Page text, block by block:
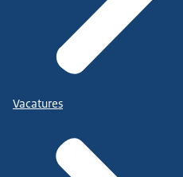
Vacatures